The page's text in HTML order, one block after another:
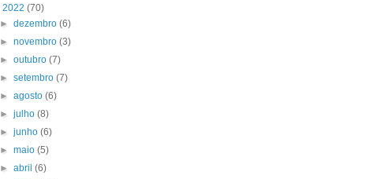
2022 (70)
►dezembro(6)
►novembro(3)
►outubro(7)
►setembro(7)
►agosto(6)
►julho(8)
►junho(6)
►maio(5)
►abril(6)